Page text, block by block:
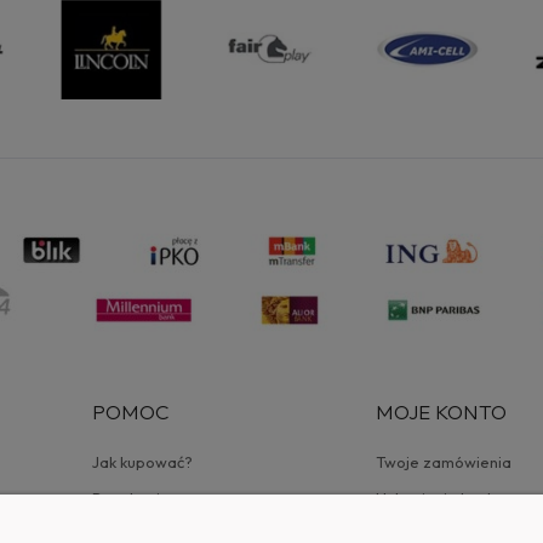
POMOC
Jak kupować?
Regulamin
MOJE KONTO
Twoje zamówienia
Ustawienia konta